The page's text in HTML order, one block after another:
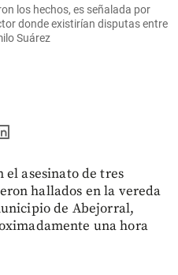
los hechos, es señalada por
donde existirían disputas entre
Suárez
el asesinato de tres
hallados en la vereda
de Abejorral,
una hora